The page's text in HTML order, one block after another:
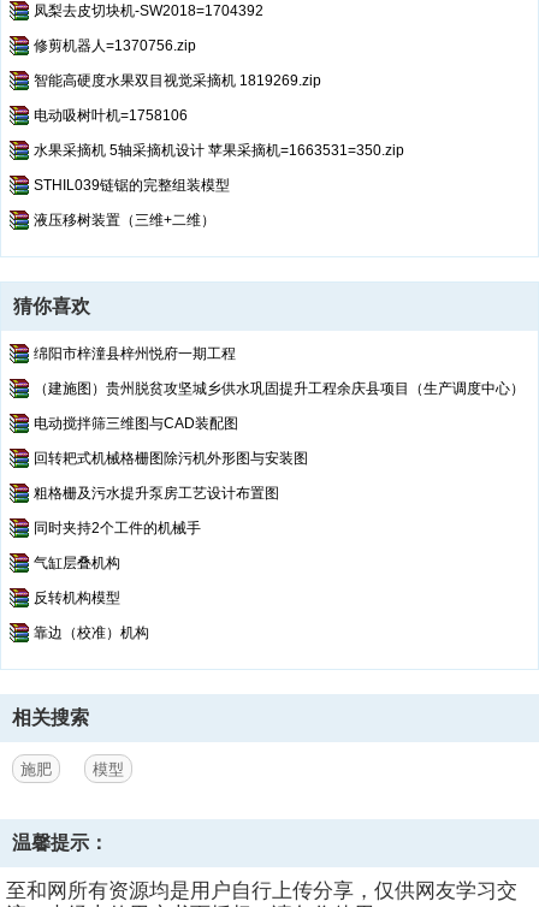
凤梨去皮切块机-SW2018=1704392
修剪机器人=1370756.zip
智能高硬度水果双目视觉采摘机 1819269.zip
电动吸树叶机=1758106
水果采摘机 5轴采摘机设计 苹果采摘机=1663531=350.zip
STHIL039链锯的完整组装模型
液压移树装置（三维+二维）
猜你喜欢
绵阳市梓潼县梓州悦府一期工程
（建施图）贵州脱贫攻坚城乡供水巩固提升工程余庆县项目（生产调度中心）
电动搅拌筛三维图与CAD装配图
回转耙式机械格栅图除污机外形图与安装图
粗格栅及污水提升泵房工艺设计布置图
同时夹持2个工件的机械手
气缸层叠机构
反转机构模型
靠边（校准）机构
相关搜索
施肥 模型
温馨提示：
至和网所有资源均是用户自行上传分享，仅供网友学习交